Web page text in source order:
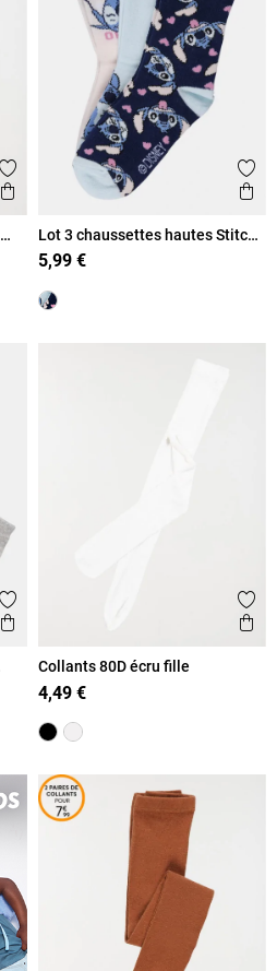
Ajouter aux favoris
Aperçu rapide
Lot 3 chaussettes hautes Stitch
fille
5,99 €
Ajouter aux favoris
Aperçu rapide
Collants 80D écru fille
4,49 €